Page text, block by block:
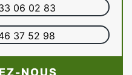
06 02 83
37 52 98